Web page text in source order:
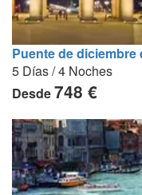
Puente de
5 Días / 4 Noches
Desde748 €